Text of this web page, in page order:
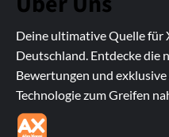
Deine ultimative Quelle für
Deutschland. Entdecke die
Bewertungen und
Technologie zum Greifen